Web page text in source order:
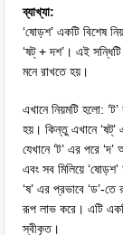
ব্যাখ্যা:
‘ষোড়শ’ একটি বিশেষ
‘ষট্ + দশ’। এই সন্ধিটি
মনে রাখতে হয়।
এখানে নিয়মটি হলো: ‘ট’
হয়। কিন্তু এখানে ‘ষট্’
যেখানে ‘ট’ এর পরে ‘দ’
এবং সব মিলিয়ে ‘ষোড়শ’
‘ষ’ এর প্রভাবে ‘ড’-
রূপ লাভ করে। এটি
স্বীকৃত।